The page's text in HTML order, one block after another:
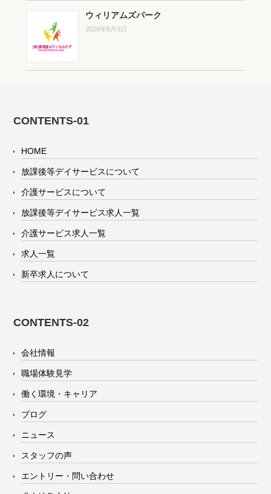
ウィリアムズパーク
2026年8月3日
CONTENTS-01
HOME
放課後等デイサービスについて
介護サービスについて
放課後等デイサービス求人一覧
介護サービス求人一覧
求人一覧
新卒求人について
CONTENTS-02
会社情報
職場体験見学
働く環境・キャリア
ブログ
ニュース
スタッフの声
エントリー・問い合わせ